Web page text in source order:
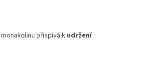
monakolinu přispívá k udržení